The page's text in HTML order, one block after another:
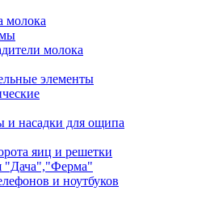
молока
молока
элементы
насадки для ощипа
яиц и решетки
"Дача","Ферма"
и ноутбуков